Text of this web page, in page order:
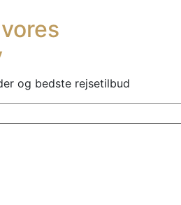
og bedste rejsetilbud